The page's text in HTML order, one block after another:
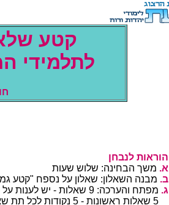
ארמגב
םיינרותה
ןחבנל תוארוה
תועש שולש :הניחבה ךשמ .א
"דמלנ אלש ארמג עטק" חפסנ לע .ב
.ןלוכ לע תונעל שי - תולאש 9 :הכרעהו .ג
הלאש תת לכל תודוקנ 5 - תונושאר